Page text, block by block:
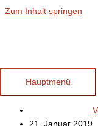
Zum Inhalt springen
Hauptmenü
21. Januar 2019